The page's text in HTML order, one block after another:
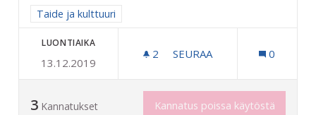
Rajaa tulokset aihepiirin mukaan: Taide ja kulttuuri
Taide ja kulttuuri
LUONTIAIKA
13.12.2019
2 2 SEURAAJAA
SEURAA 0
3 Kannatukset Kannatus poissa käytöstä